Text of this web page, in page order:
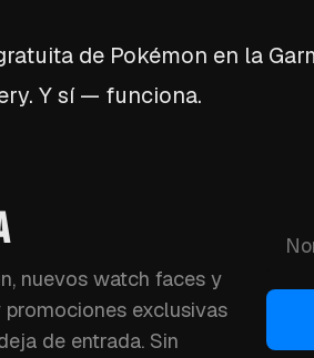
de Pokémon en la
Y sí — funciona.
nuevos watch faces y
exclusivas
de entrada. Sin